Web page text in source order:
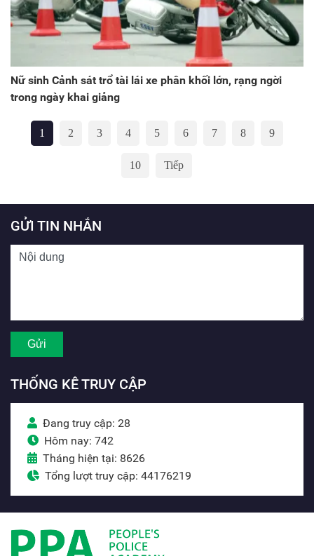
Nữ sinh Cảnh sát trổ tài lái xe phân khối lớn, rạng ngời
trong ngày khai giảng
1 2 3 4 5 6 7 8 9
10 Tiếp
GỬI TIN NHẮN
THỐNG KÊ TRUY CẬP
Đang truy cập: 28
Hôm nay: 742
Tháng hiện tại: 8626
Tổng lượt truy cập: 44176219